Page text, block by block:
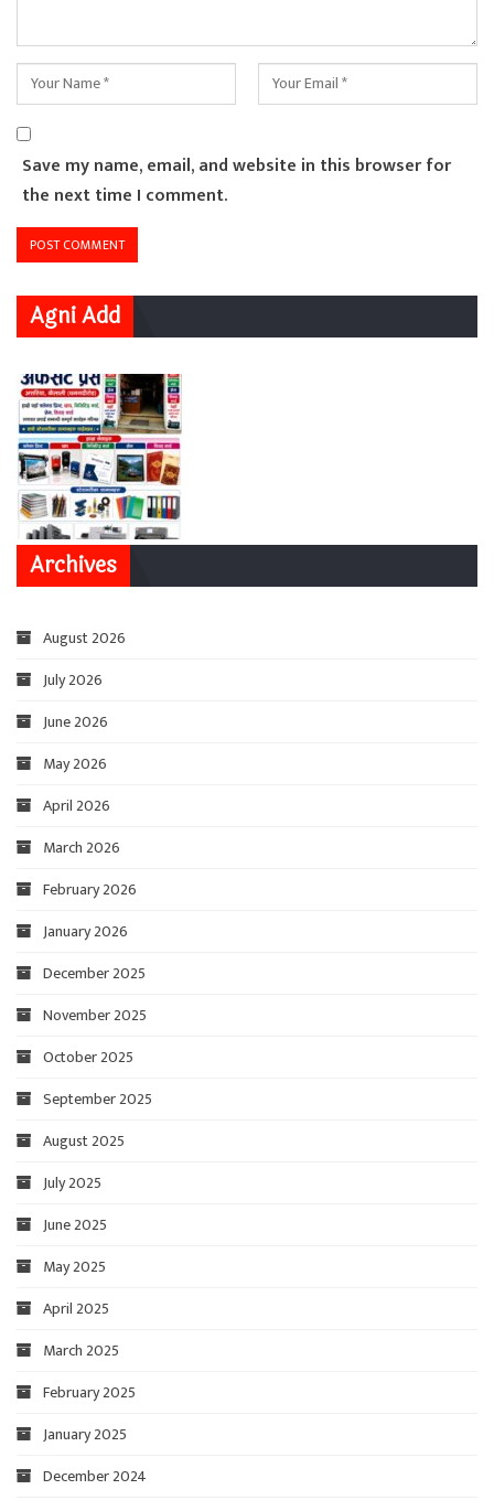
Save my name, email, and website in this browser for
the next time I comment.
Agni Add
Archives
August 2026
July 2026
June 2026
May 2026
April 2026
March 2026
February 2026
January 2026
December 2025
November 2025
October 2025
September 2025
August 2025
July 2025
June 2025
May 2025
April 2025
March 2025
February 2025
January 2025
December 2024